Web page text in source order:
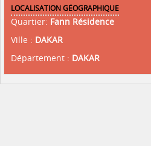
LOCALISATION GÉOGRAPHIQUE
Quartier: Fann Résidence
Ville : DAKAR
Département : DAKAR